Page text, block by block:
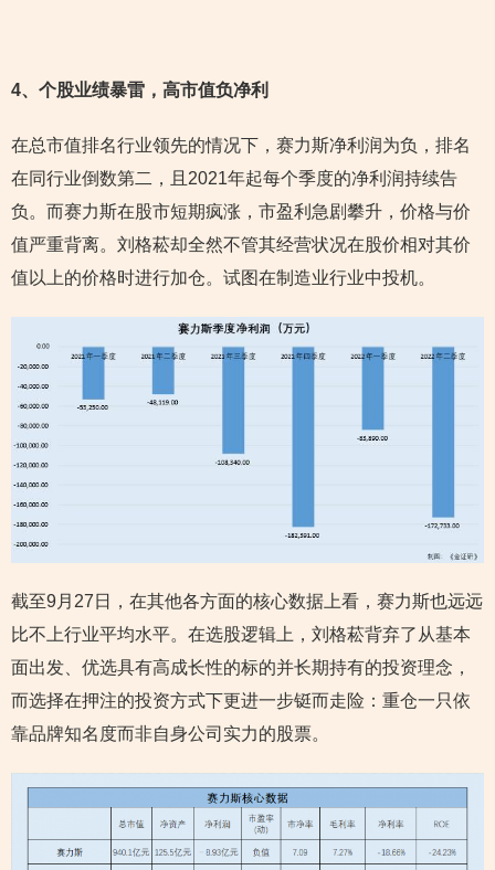
4、个股业绩暴雷，高市值负净利
在总市值排名行业领先的情况下，赛力斯净利润为负，排名
在同行业倒数第二，且2021年起每个季度的净利润持续告
负。而赛力斯在股市短期疯涨，市盈利急剧攀升，价格与价
值严重背离。刘格菘却全然不管其经营状况在股价相对其价
值以上的价格时进行加仓。试图在制造业行业中投机。
截至9月27日，在其他各方面的核心数据上看，赛力斯也远远
比不上行业平均水平。在选股逻辑上，刘格菘背弃了从基本
面出发、优选具有高成长性的标的并长期持有的投资理念，
而选择在押注的投资方式下更进一步铤而走险：重仓一只依
靠品牌知名度而非自身公司实力的股票。